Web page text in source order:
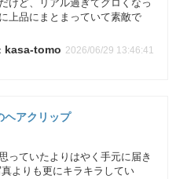
けど、リアル過ぎてグロくなっ
上品にまとまっていて素敵で
kasa-tomo 2026/06/29 13:46:41
ヘアクリップ
っていたよりはやく手元に届き
よりも更にキラキラしてい